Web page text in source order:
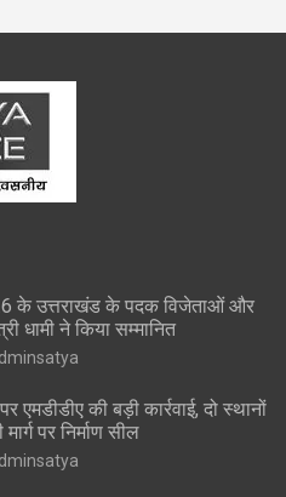
के उत्तराखंड के पदक विजेताओं और
धामी ने किया सम्मानित
एमडीडीए की बड़ी कार्रवाई, दो स्थानों
पर निर्माण सील